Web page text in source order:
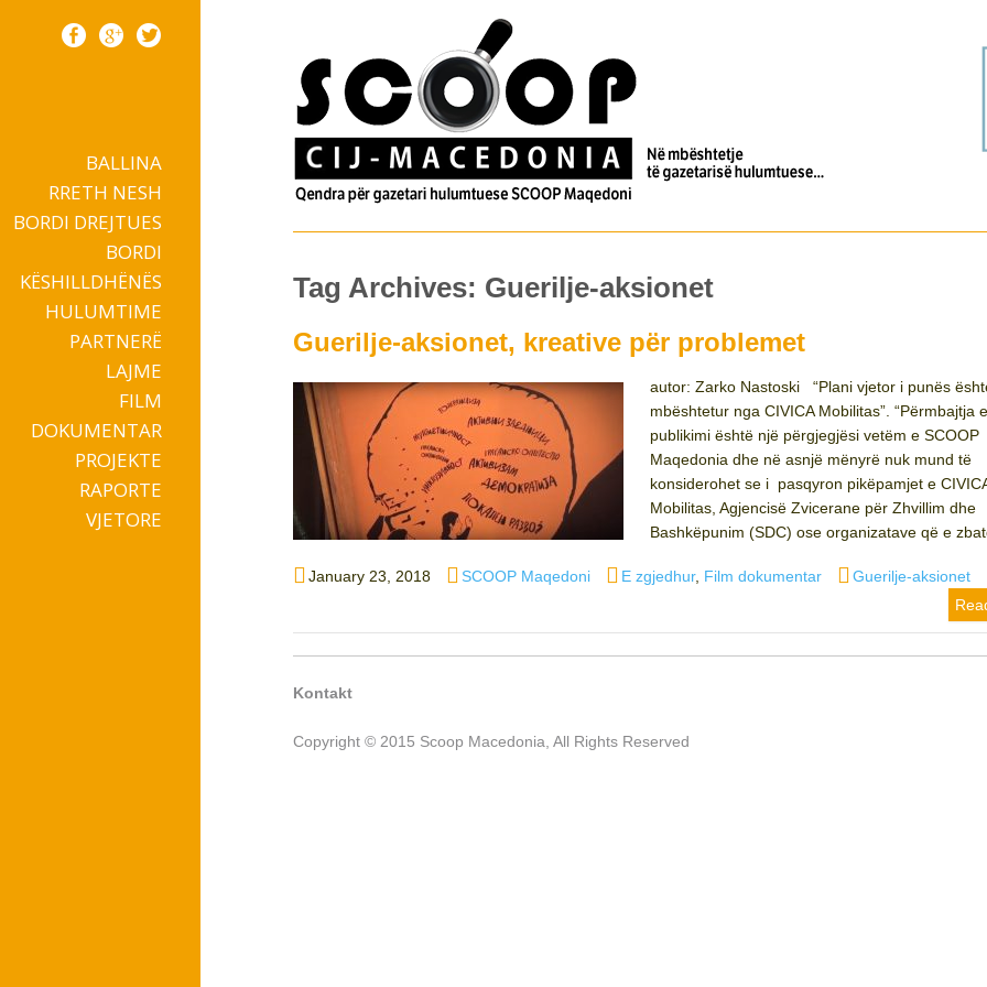
Skip to contentBALLINA
RRETH NESH
BORDI DREJTUES
BORDI
KËSHILLDHËNËS
HULUMTIME
PARTNERË
LAJME
FILM
DOKUMENTAR
PROJEKTE
RAPORTE
VJETORE
Tag Archives: Guerilje-aksionet
Guerilje-aksionet, kreative për problemet
autor: Zarko Nastoski “Plani vjetor i punës
mbështetur nga CIVICA Mobilitas”. “Përmbajtja
publikimi është një përgjegjësi vetëm e SCOOP
Maqedonia dhe në asnjë mënyrë nuk mund të
konsiderohet se i pasqyron pikëpamjet e
Mobilitas, Agjencisë Zvicerane për Zhvillim dhe
Bashkëpunim (SDC) ose organizatave që e
Posted
January 23, 2018 Author
SCOOP Maqedoni Categories
E zgjedhur, Film dokumentar Tags
Guerilje-aksionet
Kontakt
Copyright © 2015 Scoop Macedonia, All Rights Reserved